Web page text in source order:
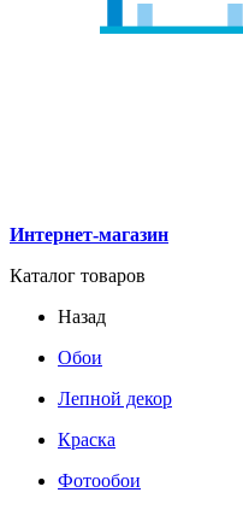
Интернет-магазин
Каталог товаров
Назад
Обои
Лепной декор
Краска
Фотообои